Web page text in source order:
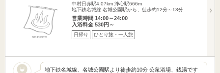
中村日赤駅4.07km 浄心駅666m
地下鉄名城線 名城公園駅から、徒歩約12分～13分
営業時間 14:00～24:00
入浴料金 530円～
日帰り ひとり旅・一人旅
地下鉄名城線、名城公園駅より徒歩約10分 公衆浴場、銭湯です